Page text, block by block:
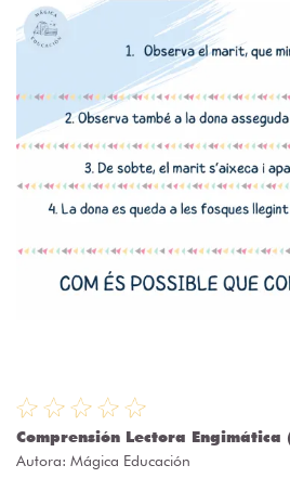
Comprensión Lectora Engimática
Autora: Mágica Educación